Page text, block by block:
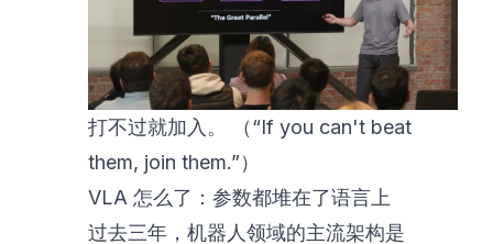
打不过就加入。 （“If you can't beat
them, join them.”）
VLA 怎么了：参数都堆在了语言上
过去三年，机器人领域的主流架构是